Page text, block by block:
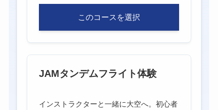
このコースを選択
JAMタンデムフライト体験
インストラクターと一緒に大空へ。初心者